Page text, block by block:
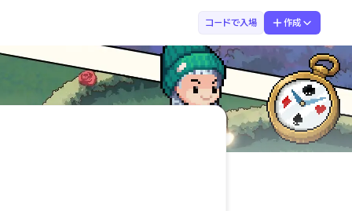
コードで入場 作成
まなぶてらす　みお先生